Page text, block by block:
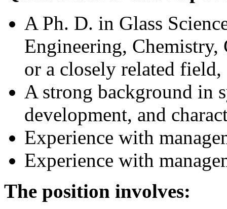
A Ph. D. in Glass
Engineering, Chemistry,
or a closely related field,
A strong background in
development, and
Experience with
Experience with
The position involves: